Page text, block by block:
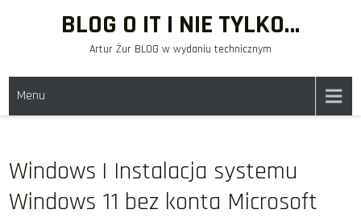
BLOG O IT I NIE TYLKO…
Artur Żur BLOG w wydaniu technicznym
Menu
Windows | Instalacja systemu
Windows 11 bez konta Microsoft